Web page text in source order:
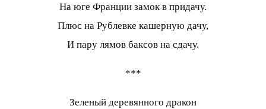
На юге Франции замок в придачу.
Плюс на Рублевке кашерную дачу,
И пару лямов баксов на сдачу.
***
Зеленый деревянного дракон